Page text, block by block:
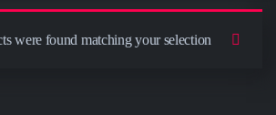
were found matching your selection.